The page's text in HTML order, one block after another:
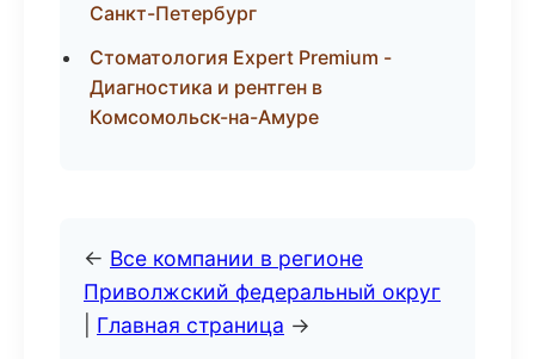
Санкт-Петербург
Стоматология Expert Premium -
Диагностика и рентген в
Комсомольск-на-Амуре
← Все компании в регионе
Приволжский федеральный округ
Главная страница →